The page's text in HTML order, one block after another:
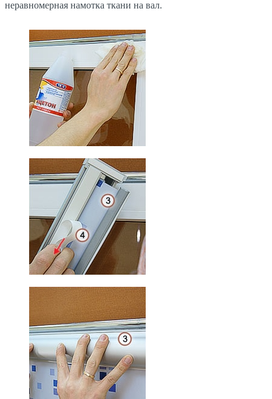
неравномерная намотка ткани на вал.